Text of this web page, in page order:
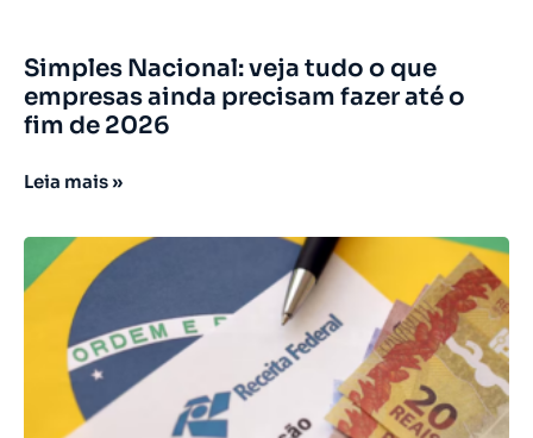
Simples Nacional: veja tudo o que
empresas ainda precisam fazer até o
fim de 2026
Leia mais »